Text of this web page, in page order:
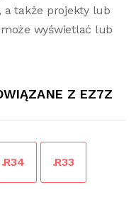
a także projekty lub
wyświetlać lub
Z EZ7Z
.R34 .R33